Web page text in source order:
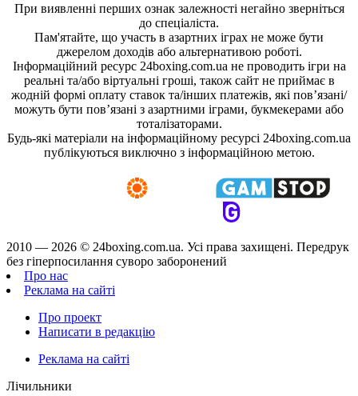
При виявленні перших ознак залежності негайно зверніться
до спеціаліста.
Пам'ятайте, що участь в азартних іграх не може бути
джерелом доходів або альтернативою роботі.
Інформаційний ресурс 24boxing.com.ua не проводить ігри на
реальні та/або віртуальні гроші, також сайт не приймає в
жодній формі оплату ставок та/інших платежів, які пов’язані/
можуть бути пов’язані з азартними іграми, букмекерами або
тоталізаторами.
Будь-які матеріали на інформаційному ресурсі 24boxing.com.ua
публікуються виключно з інформаційною метою.
2010 — 2026 © 24boxing.com.ua. Усi права захищенi. Передрук
без гіперпосилання суворо заборонений
Про нас
Реклама на сайті
Про проект
Написати в редакцію
Реклама на сайті
Лічильники